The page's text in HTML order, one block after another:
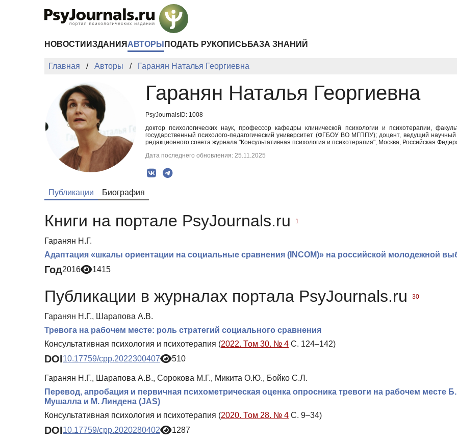
НОВОСТИ ИЗДАНИЯ АВТОРЫ ПОДАТЬ РУКОПИСЬ БАЗА ЗНАНИЙ
Главная Авторы Гаранян Наталья Георгиевна
Гаранян Наталья Георгиевна
PsyJournalsID: 1008
доктор психологических наук, профессор кафедры клинической психологии и психотерапии,
государственный психолого-педагогический университет (ФГБОУ ВО МГППУ); доцент, ведущий
редакционного совета журнала "Консультативная психология и психотерапия", Москва, Российская
Дата последнего обновления: 25.11.2025
Публикации Биография
Книги на портале PsyJournals.ru 1
Гаранян Н.Г.
Адаптация «шкалы ориентации на социальные сравнения (INCOM)» на российской молодежной
Год2016 1415
Публикации в журналах портала PsyJournals.ru 30
Гаранян Н.Г., Шарапова А.В.
Тревога на рабочем месте: роль стратегий социального сравнения
Консультативная психология и психотерапия (2022. Том 30. № 4 С. 124–142)
DOI10.17759/cpp.2022300407 510
Гаранян Н.Г., Шарапова А.В., Сорокова М.Г., Микита О.Ю., Бойко С.Л.
Перевод, апробация и первичная психометрическая оценка опросника тревоги на рабочем месте Б.
Мушалла и М. Линдена (JAS)
Консультативная психология и психотерапия (2020. Том 28. № 4 С. 9–34)
DOI10.17759/cpp.2020280402 1287